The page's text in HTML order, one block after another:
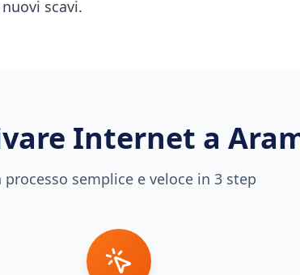
scavi.
Internet a
processo semplice e veloce in 3 step